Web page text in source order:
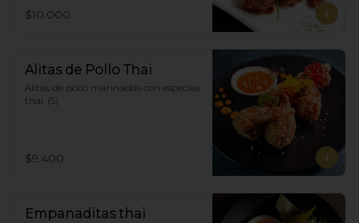
$10.000
Alitas de Pollo Thai
Alitas de pollo marinadas con especias
thai. (5)
$9.400
Empanaditas thai